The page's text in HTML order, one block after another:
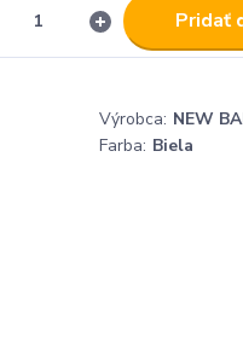
Pridať
Výrobca: NEW
Farba: Biela